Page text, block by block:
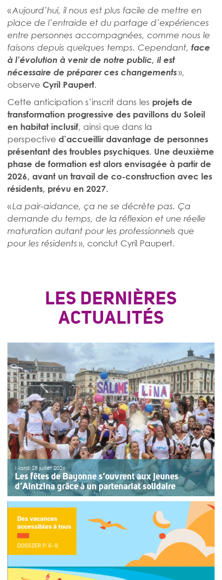
«Aujourd’hui, il nous est plus facile de mettre en
place de l’entraide et du partage d’expériences
entre personnes accompagnées, comme nous le
faisons depuis quelques temps. Cependant, face
à l’évolution à venir de notre public, il est
nécessaire de préparer ces changements»,
observe Cyril Paupert.
Cette anticipation s’inscrit dans les projets de
transformation progressive des pavillons du Soleil
en habitat inclusif, ainsi que dans la
perspective d’accueillir davantage de personnes
présentant des troubles psychiques. Une deuxième
phase de formation est alors envisagée à partir de
2026, avant un travail de co-construction avec les
résidents, prévu en 2027.
«La pair-aidance, ça ne se décrète pas. Ça
demande du temps, de la réflexion et une réelle
maturation autant pour les professionnels que
pour les résidents», conclut Cyril Paupert.
LES DERNIÈRES
ACTUALITÉS
Mardi 28 juillet 2026
Les fêtes de Bayonne s’ouvrent aux jeunes
d’Aintzina grâce à un partenariat solidaire
Une organisation collective au service de l’inclusion
Depuis sept ans, l’association ouvre le premier jour des
fêtes de Bayonne à une structure accompagnant des
enfants ou des adolescents en situation de handicap
ou de fragilité. Cette année, le choix […]
>>Lire la suite